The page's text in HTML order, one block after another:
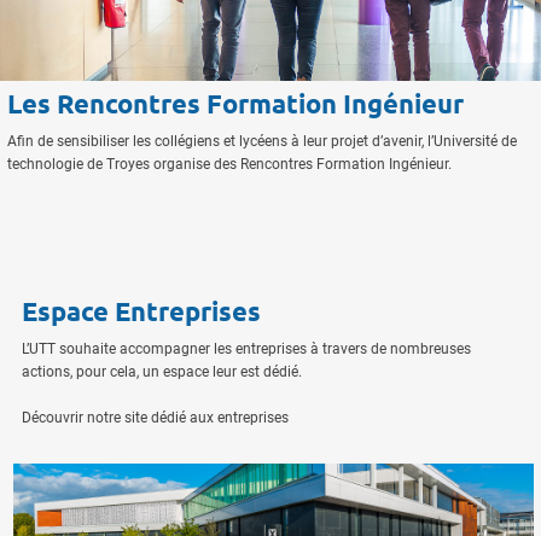
Les Rencontres Formation Ingénieur
Afin de sensibiliser les collégiens et lycéens à leur projet d’avenir, l’Université de
technologie de Troyes organise des Rencontres Formation Ingénieur.
Espace Entreprises
L’UTT souhaite accompagner les entreprises à travers de nombreuses
actions, pour cela, un espace leur est dédié.
Découvrir notre site dédié aux entreprises